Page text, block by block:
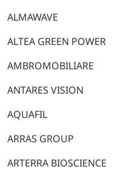
ALMAWAVE
ALTEA GREEN POWER
AMBROMOBILIARE
ANTARES VISION
AQUAFIL
ARRAS GROUP
ARTERRA BIOSCIENCE